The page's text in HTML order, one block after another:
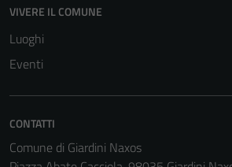
VIVERE IL COMUNE
Luoghi
Eventi
CONTATTI
Comune di Giardini Naxos
sono